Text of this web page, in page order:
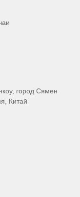
город Сямен
Китай